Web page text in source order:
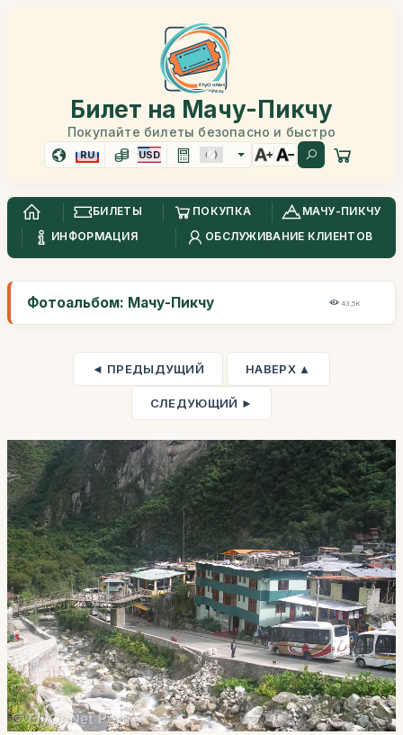
Билет на Мачу-Пикчу
Покупайте билеты безопасно и быстро
RU USD
БИЛЕТЫ ПОКУПКА
МАЧУ-ПИКЧУ
ИНФОРМАЦИЯ
ОБСЛУЖИВАНИЕ КЛИЕНТОВ
Фотоальбом: Мачу-Пикчу 43,5K
◄ ПРЕДЫДУЩИЙ НАВЕРХ ▲
СЛЕДУЮЩИЙ ►